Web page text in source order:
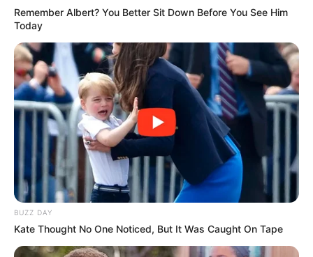
Remember Albert? You Better Sit Down Before You See Him
Today
BUZZ DAY
Kate Thought No One Noticed, But It Was Caught On Tape